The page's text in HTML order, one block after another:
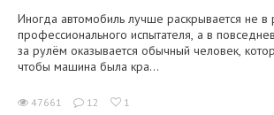
Иногда автомобиль лучше раскрывается не в
профессионального испытателя, а в
за рулём оказывается обычный человек,
чтобы машина была кра...
47661 12 1